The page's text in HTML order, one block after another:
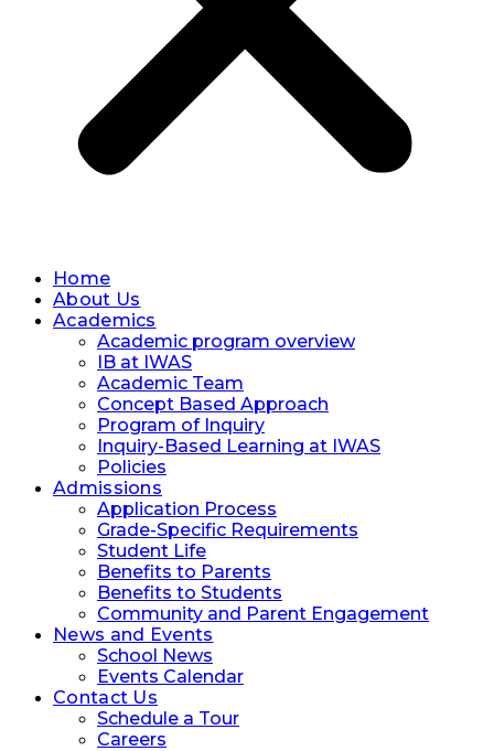
Home
About Us
Academics
Academic program overview
IB at IWAS
Academic Team
Concept Based Approach
Program of Inquiry
Inquiry-Based Learning at IWAS
Policies
Admissions
Application Process
Grade-Specific Requirements
Student Life
Benefits to Parents
Benefits to Students
Community and Parent Engagement
News and Events
School News
Events Calendar
Contact Us
Schedule a Tour
Careers